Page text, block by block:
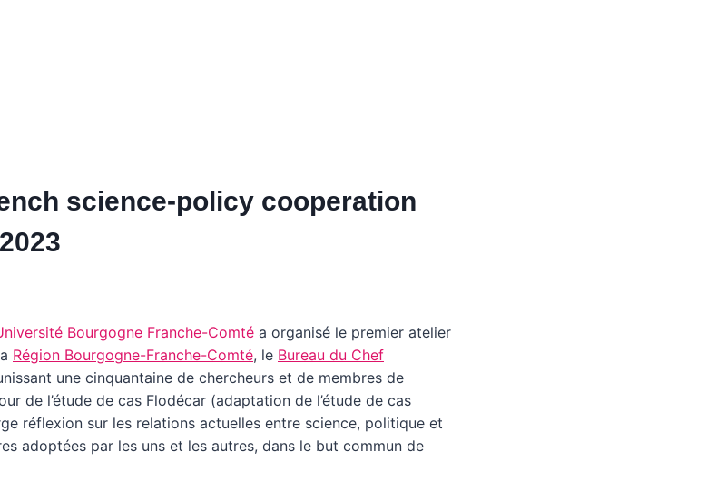
science-policy cooperation
Bourgogne Franche-Comté a organisé le premier atelier
Région Bourgogne-Franche-Comté, le Bureau du Chef
une cinquantaine de chercheurs et de membres de
de l’étude de cas Flodécar (adaptation de l’étude de cas
réflexion sur les relations actuelles entre science, politique et
adoptées par les uns et les autres, dans le but commun de